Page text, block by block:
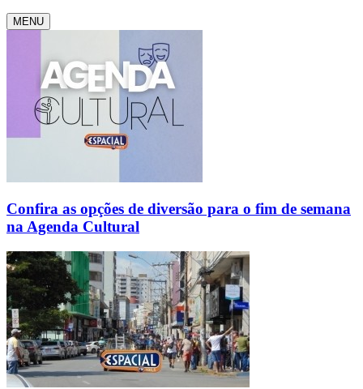
MENU
Confira as opções de diversão para o fim de semana
na Agenda Cultural